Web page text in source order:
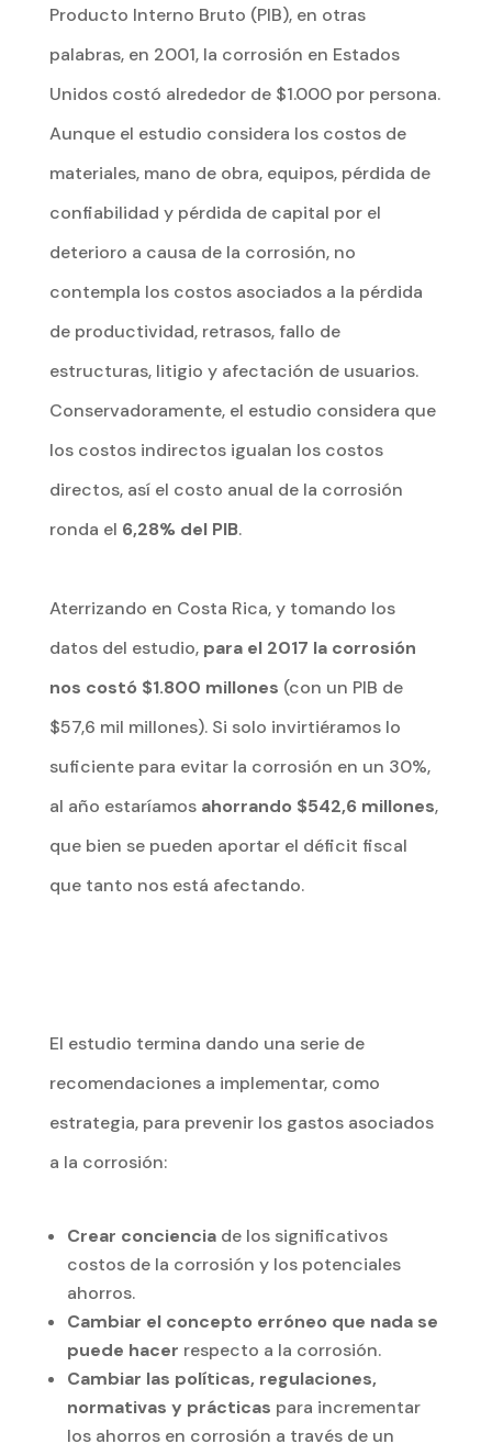
Producto Interno Bruto (PIB), en otras
palabras, en 2001, la corrosión en Estados
Unidos costó alrededor de $1.000 por persona.
Aunque el estudio considera los costos de
materiales, mano de obra, equipos, pérdida de
confiabilidad y pérdida de capital por el
deterioro a causa de la corrosión, no
contempla los costos asociados a la pérdida
de productividad, retrasos, fallo de
estructuras, litigio y afectación de usuarios.
Conservadoramente, el estudio considera que
los costos indirectos igualan los costos
directos, así el costo anual de la corrosión
ronda el 6,28% del PIB.
Aterrizando en Costa Rica, y tomando los
datos del estudio, para el 2017 la corrosión
nos costó $1.800 millones (con un PIB de
$57,6 mil millones). Si solo invirtiéramos lo
suficiente para evitar la corrosión en un 30%,
al año estaríamos ahorrando $542,6 millones,
que bien se pueden aportar el déficit fiscal
que tanto nos está afectando.
El estudio termina dando una serie de
recomendaciones a implementar, como
estrategia, para prevenir los gastos asociados
a la corrosión:
Crear concienciade los significativos
costos de la corrosión y los potenciales
ahorros.
Cambiar el concepto erróneo que nada se
puede hacer respecto a la corrosión.
Cambiar las políticas, regulaciones,
normativas y prácticas para incrementar
los ahorros en corrosión a través de un